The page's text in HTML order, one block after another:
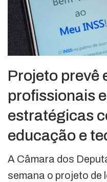
Projeto prevê
profissionais
estratégicas
educação e
A Câmara dos
semana o projeto de